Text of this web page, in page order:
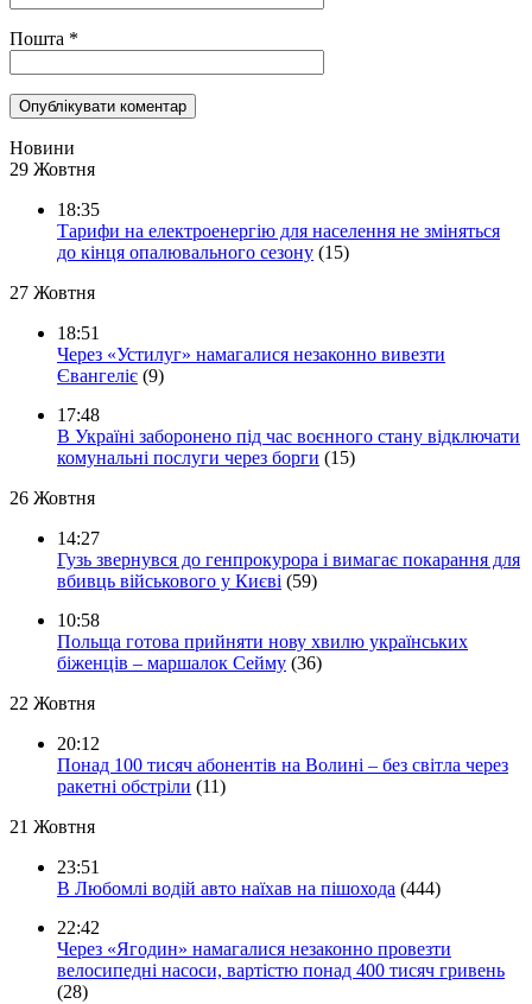
Пошта *
Новини
29 Жовтня
18:35
Тарифи на електроенергію для населення не зміняться
до кінця опалювального сезону (15)
27 Жовтня
18:51
Через «Устилуг» намагалися незаконно вивезти
Євангеліє (9)
17:48
В Україні заборонено під час воєнного стану відключати
комунальні послуги через борги (15)
26 Жовтня
14:27
Гузь звернувся до генпрокурора і вимагає покарання для
вбивць військового у Києві (59)
10:58
Польща готова прийняти нову хвилю українських
біженців – маршалок Сейму (36)
22 Жовтня
20:12
Понад 100 тисяч абонентів на Волині – без світла через
ракетні обстріли (11)
21 Жовтня
23:51
В Любомлі водій авто наїхав на пішохода (444)
22:42
Через «Ягодин» намагалися незаконно провезти
велосипедні насоси, вартістю понад 400 тисяч гривень
(28)